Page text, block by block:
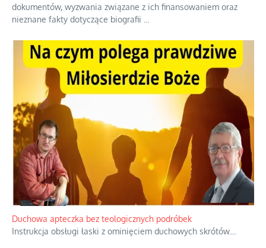
dokumentów, wyzwania związane z ich finansowaniem oraz
nieznane fakty dotyczące biografii
Duchowa apteczka bez teologicznych podróbek
Instrukcja obsługi łaski z ominięciem duchowych skrótów.